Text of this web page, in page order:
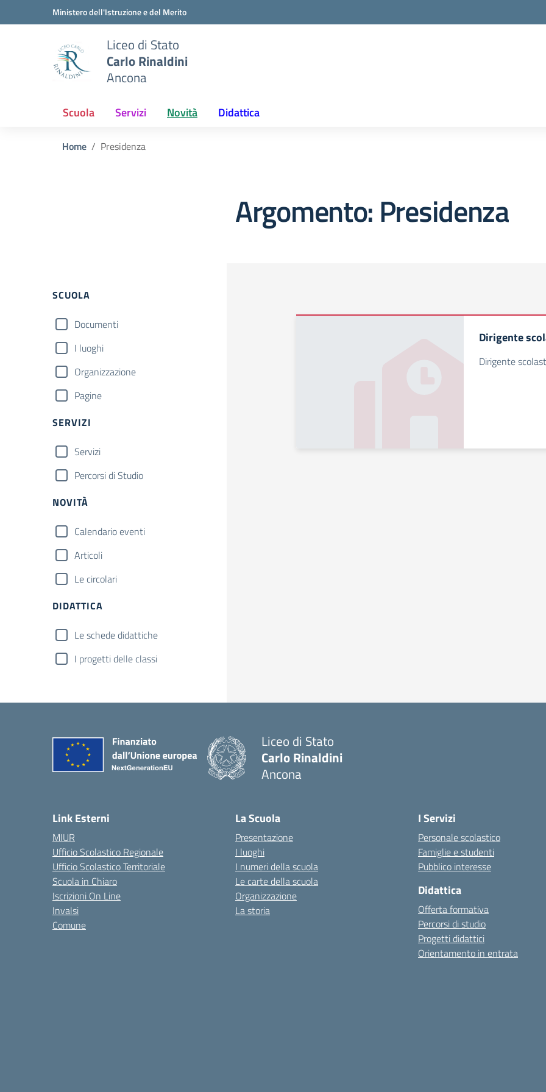
Vai ai contenuti
Vai al menu di navigazioneMinistero dell'Istruzione e del Merito
Liceo di Stato
Carlo Rinaldini
Ancona
Scuola Servizi Novità Didattica
Home Presidenza
Argomento: Presidenza
Filtri
SCUOLA
Documenti
I luoghi
Organizzazione
Pagine
SERVIZI
Servizi
Percorsi di Studio
NOVITÀ
Calendario eventi
Articoli
Le circolari
DIDATTICA
Le schede didattiche
I progetti delle classi
Dirigente
Dirigente
Liceo di Stato
Carlo Rinaldini
Ancona
Link Esterni
MIUR
Ufficio Scolastico Regionale
Ufficio Scolastico Territoriale
Scuola in Chiaro
Iscrizioni On Line
Invalsi
Comune
La Scuola
Presentazione
I luoghi
I numeri della scuola
Le carte della scuola
Organizzazione
La storia
I Servizi
Personale scolastico
Famiglie e studenti
Pubblico interesse
Didattica
Offerta formativa
Percorsi di studio
Progetti didattici
Orientamento in entrata